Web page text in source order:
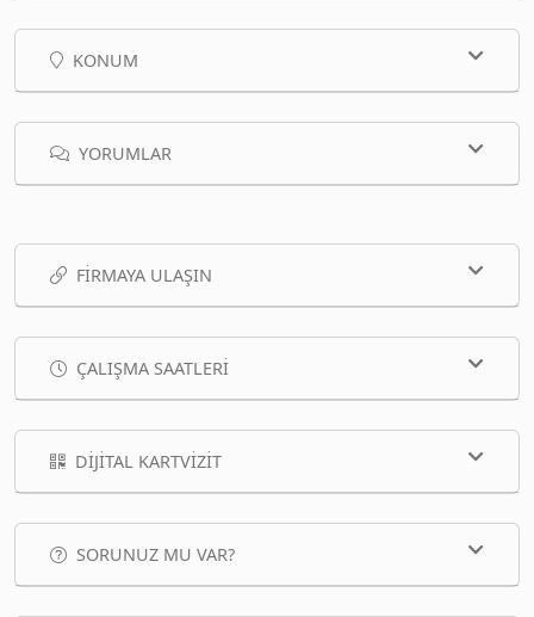
KONUM
YORUMLAR
FIRMAYA ULAŞIN
ÇALIŞMA SAATLERI
DIJITAL KARTVIZIT
SORUNUZ MU VAR?